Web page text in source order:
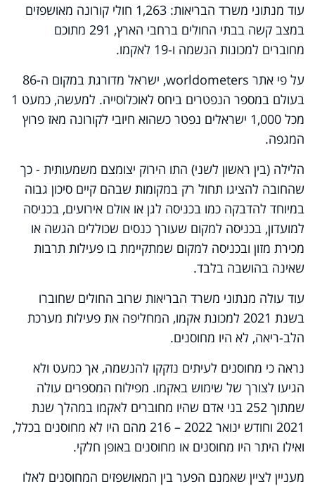
עוד מנתוני משרד הבריאות: 1,263 חולי קורונה מאושפזים
במצב קשה בבתי החולים ברחבי הארץ, 291 מתוכם
מחוברים למכונות הנשמה ו-19 לאקמו.
על פי אתר worldometers
, ישראל מדורגת במקום ה-86
בעולם במספר הנפטרים ביחס לאוכלוסייה. למעשה, כמעט 1
מכל 1,000 ישראלים נפטר כשהוא חיובי לקורונה מאז פרוץ
המגפה.
הלילה (בין ראשון לשני) התו הירוק יצומצם משמעותית - כך
שהחובה להציגו תחול רק במקומות שבהם קיים סיכון גבוה
במיוחד להדבקה כמו בכניסה לגן או אולם אירועים, בכניסה
למועדון, בכניסה למקום שעורך כנסים שכוללים הגשה או
מכירת מזון ובכניסה למקום שמתקיימת בו פעילות תרבות
שאינה בהושבה בלבד.
עוד עולה מנתוני משרד הבריאות שרוב החולים שחוברו
בשנת 2021 למכונת אקמו, המחליפה את פעילות מערכת
הלב-ריאה, לא היו מחוסנים.
נראה כי מחוסנים לעיתים נזקקו להנשמה, אך כמעט ולא
הגיעו לצורך של שימוש באקמו. מפילוח המספרים עולה
שמתוך 252 בני אדם שהיו מחוברים לאקמו במהלך שנת
2021 וחודש ינואר 2022 – 216 מהם היו לא מחוסנים בכלל,
ואילו היתר היו מחוסנים או מחוסנים באופן חלקי.
מעניין לציין שאמנם הפער בין המאושפזים המחוסנים לאלו